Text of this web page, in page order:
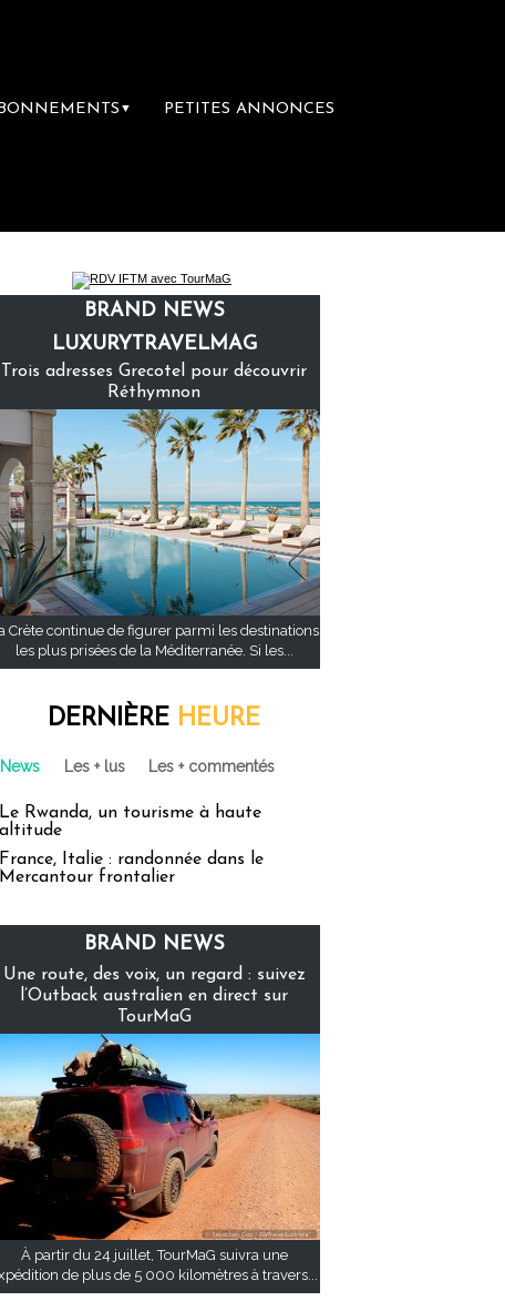
▼ PETITES ANNONCES
librairie du voyage
BRAND NEWS
LUXURYTRAVELMAG
Trois adresses Grecotel pour découvrir
Réthymnon
Crète continue de figurer parmi les destinations
les plus prisées de la Méditerranée. Si les...
DERNIÈRE HEURE
News Les + lus Les + commentés
Le Rwanda, un tourisme à haute
altitude
France, Italie : randonnée dans le
Mercantour frontalier
BRAND NEWS
Une route, des voix, un regard : suivez
l’Outback australien en direct sur
TourMaG
À partir du 24 juillet, TourMaG suivra une
de plus de 5 000 kilomètres à travers...